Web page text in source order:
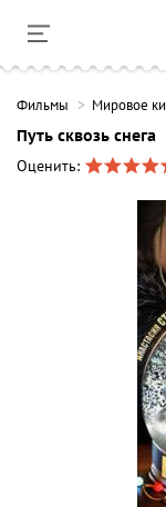
Фильмы Мировое
Путь сквозь снега
Оценить: